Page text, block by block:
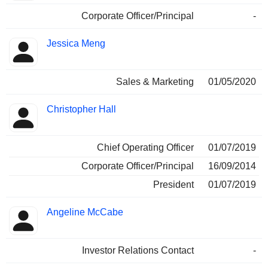
Corporate Officer/Principal -
Jessica Meng
Sales & Marketing 01/05/2020
Christopher Hall
Chief Operating Officer
01/07/2019
Corporate Officer/Principal
16/09/2014
President
01/07/2019
Angeline McCabe
Investor Relations Contact -